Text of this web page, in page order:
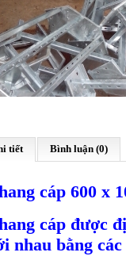
tiết Bình luận (0)
cáp 600 x
cáp được
nhau bằng